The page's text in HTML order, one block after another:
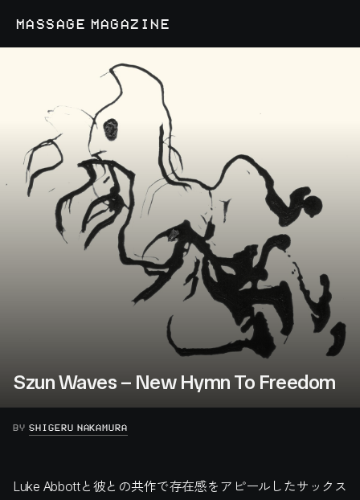
MASSAGE MAGAZINE
Szun Waves – New Hymn To Freedom
BY SHIGERU NAKAMURA
Luke Abbottと彼との共作で存在感をアピールしたサックス